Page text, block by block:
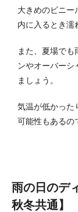
大きめのビニー
内に入るとき濡
また、夏場で
ンやオーバーシ
ましょう。
気温が低かった
可能性もあるの
雨の日のデ
秋冬共通】